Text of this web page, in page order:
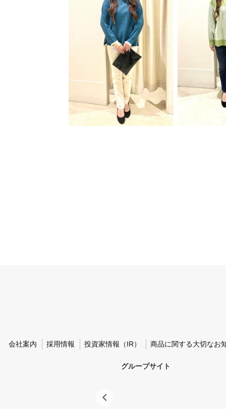
会社案内 採用情報 投資家情報（IR） 商品に関する大切なお
グループサイト